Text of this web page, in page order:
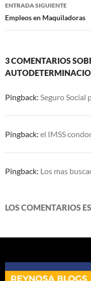
ENTRADA SIGUIENTE
Empleos en Maquiladoras
3 COMENTARIOS
Pingback: Seguro Social
Pingback: el IMSS
Pingback: Los mas
LOS COMENTARIOS